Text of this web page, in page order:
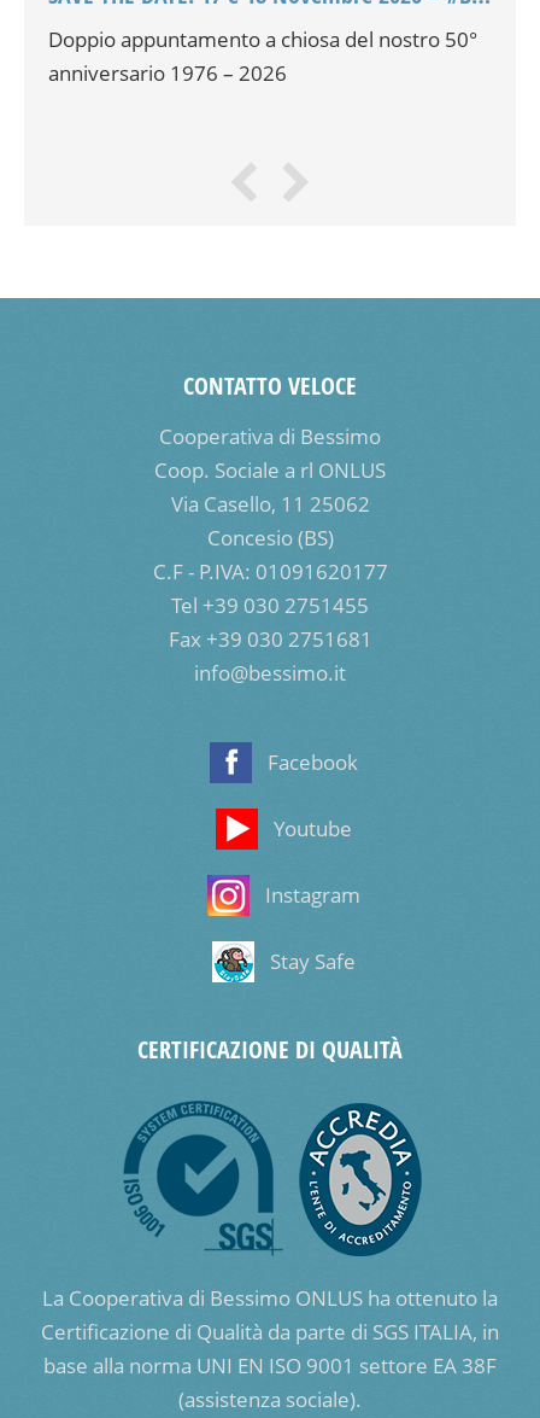
Doppio appuntamento a chiosa del nostro 50°
anniversario 1976 – 2026
CONTATTO VELOCE
Cooperativa di Bessimo
Coop. Sociale a rl ONLUS
Via Casello, 11 25062
Concesio (BS)
C.F - P.IVA: 01091620177
Tel +39 030 2751455
Fax +39 030 2751681
info@bessimo.it
Facebook
Youtube
Instagram
Stay Safe
CERTIFICAZIONE DI QUALITÀ
La Cooperativa di Bessimo ONLUS ha ottenuto la
Certificazione di Qualità da parte di SGS ITALIA, in
base alla norma UNI EN ISO 9001 settore EA 38F
(assistenza sociale).